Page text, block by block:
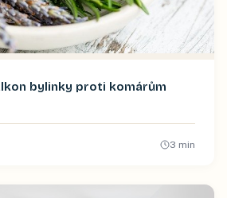
bylinky proti komárům
3 min